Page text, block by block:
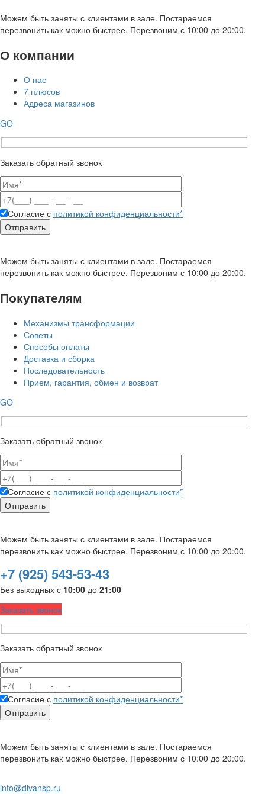
Можем быть заняты с клиентами в зале. Постараемся
перезвонить как можно быстрее. Перезвоним с 10:00 до 20:00.
О компании
О нас
7 плюсов
Адреса магазинов
GO
Заказать обратный звонок
Согласие с политикой конфиденциальности*
Можем быть заняты с клиентами в зале. Постараемся
перезвонить как можно быстрее. Перезвоним с 10:00 до 20:00.
Покупателям
Механизмы трансформации
Советы
Способы оплаты
Доставка и сборка
Последовательность
Прием, гарантия, обмен и возврат
GO
Заказать обратный звонок
Согласие с политикой конфиденциальности*
Можем быть заняты с клиентами в зале. Постараемся
перезвонить как можно быстрее. Перезвоним с 10:00 до 20:00.
+7 (925) 543-53-43
Без выходных с 10:00 до 21:00
Заказать звонок
Заказать обратный звонок
Согласие с политикой конфиденциальности*
Можем быть заняты с клиентами в зале. Постараемся
перезвонить как можно быстрее. Перезвоним с 10:00 до 20:00.
info@divansp.ru